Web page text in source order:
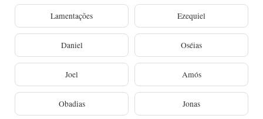
Lamentações Ezequiel
Daniel Oséias
Joel Amós
Obadias Jonas